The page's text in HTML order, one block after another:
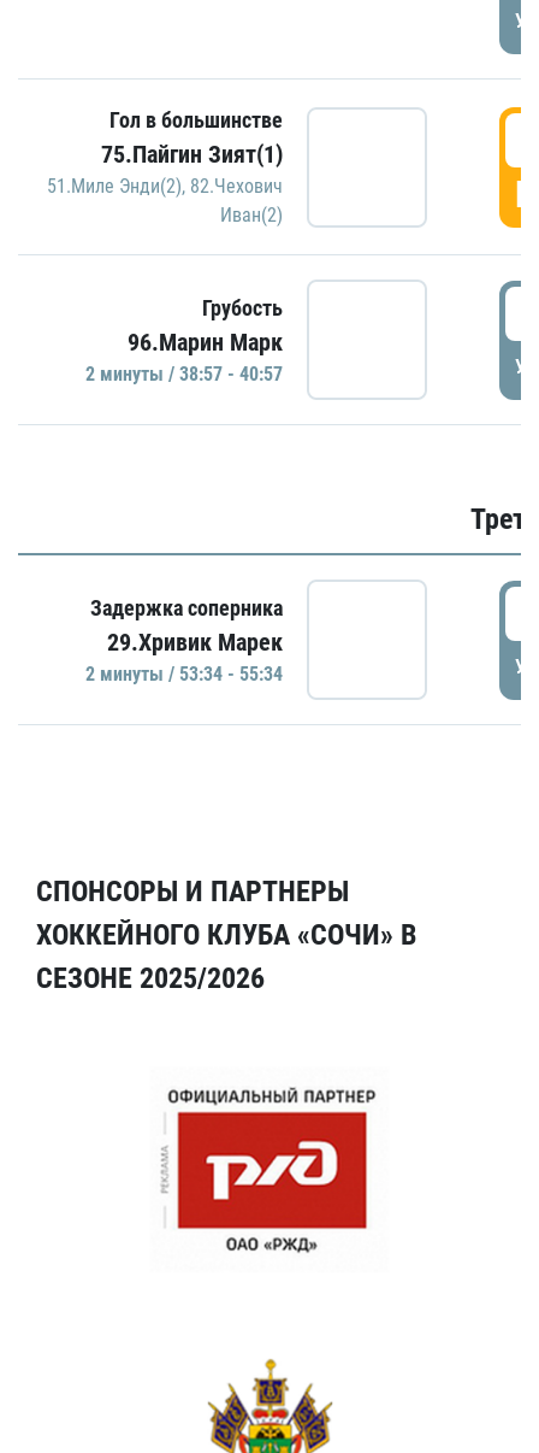
Гол в большинстве
75.Пайгин Зият(1)
51.Миле Энди(2), 82.Чехович
Иван(2)
Грубость
96.Марин Марк
2 минуты / 38:57 - 40:57
Задержка соперника
29.Хривик Марек
2 минуты / 53:34 - 55:34
СПОНСОРЫ И ПАРТНЕРЫ
ХОККЕЙНОГО КЛУБА «СОЧИ» В
СЕЗОНЕ 2025/2026